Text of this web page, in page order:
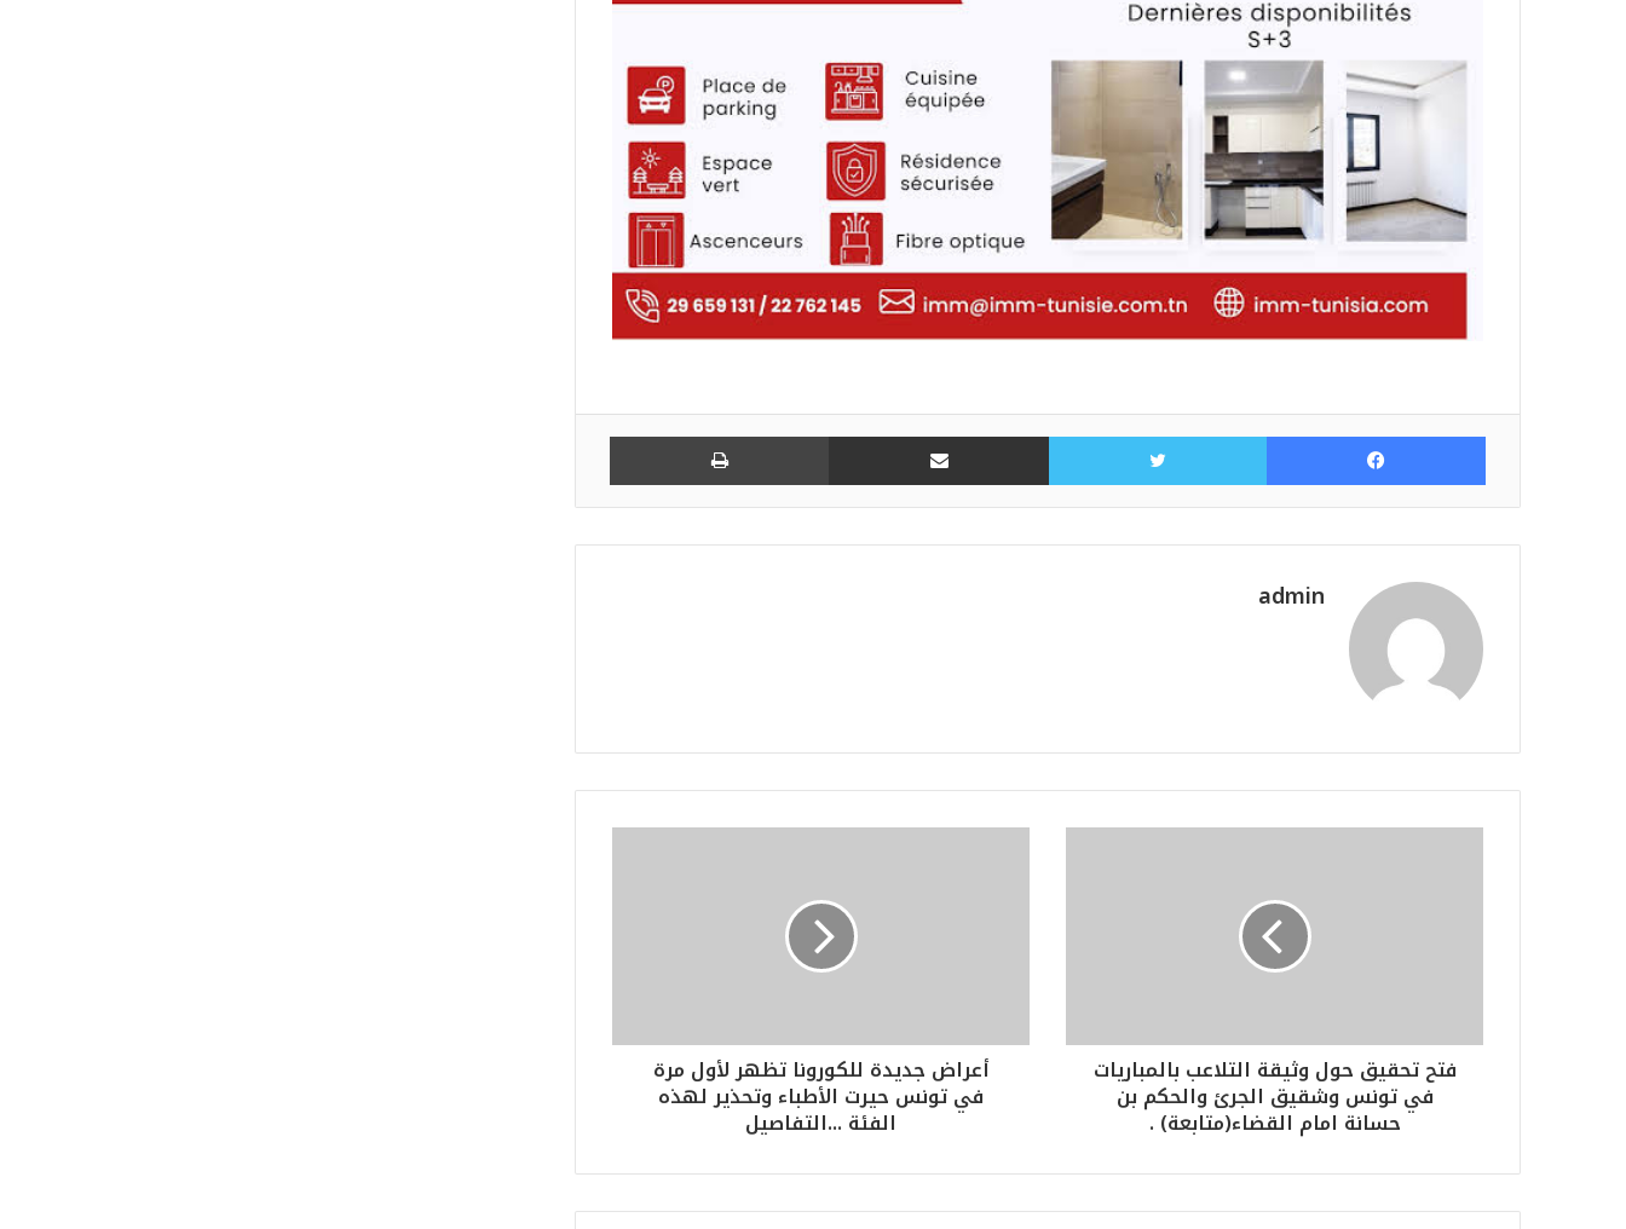
فيسبوك تويتر مشاركة عبر البريد طباعة
admin
فتح تحقيق حول وثيقة التلاعب بالمباريات
في تونس وشقيق الجرئ والحكم بن
حسانة امام القضاء(متابعة) .
أعراض جديدة للكورونا تظهر لأول مرة
في تونس حيرت الأطباء وتحذير لهذه
الفئة ...التفاصيل